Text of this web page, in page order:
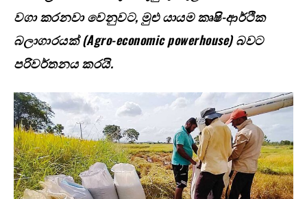
වගා කරනවා වෙනුවට, මුළු යායම කෘෂි-ආර්ථික
බලාගාරයක් (Agro-economic powerhouse)බවට
පරිවර්තනය කරයි.